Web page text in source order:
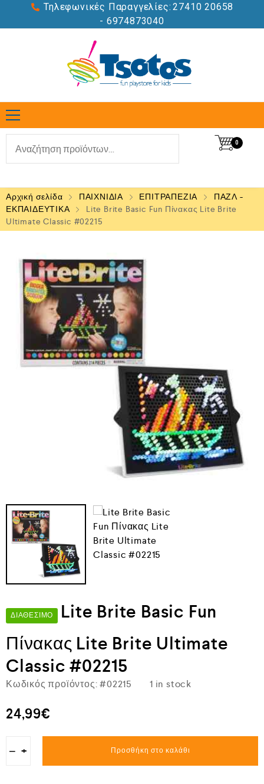
Τηλεφωνικές Παραγγελίες: 27410 20658
- 6974873040
0
Αρχική σελίδα ΠΑΙΧΝΙΔΙΑ ΕΠΙΤΡΑΠΕΖΙΑ
ΠΑΖΛ -
ΕΚΠΑΙΔΕΥΤΙΚΑ
Lite Brite Basic Fun Πίνακας Lite Brite
Ultimate Classic #02215
ΔΙΑΘΈΣΙΜΟ
Lite Brite Basic Fun
Πίνακας Lite Brite Ultimate
Classic #02215
Κωδικός προϊόντος: #02215 1 in stock
24,99€
− + Προσθήκη στο καλάθι